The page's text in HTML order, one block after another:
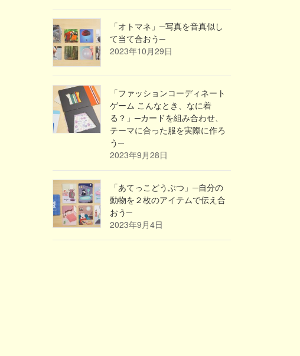
「オトマネ」─写真を音真似し
て当て合おう─
2023年10月29日
「ファッションコーディネート
ゲーム こんなとき、なに着
る？」─カードを組み合わせ、
テーマに合った服を実際に作ろ
う─
2023年9月28日
「あてっこどうぶつ」─自分の
動物を２枚のアイテムで伝え合
おう─
2023年9月4日